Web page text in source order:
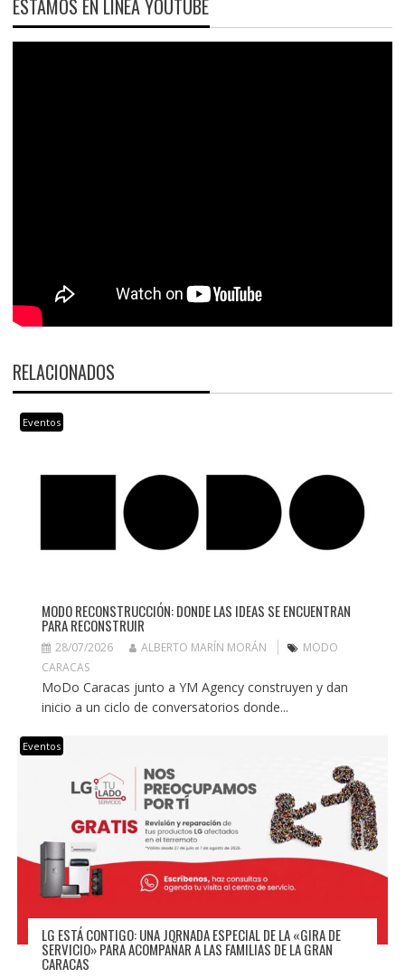
ESTAMOS EN LÍNEA YOUTUBE
RELACIONADOS
Eventos
MODO RECONSTRUCCIÓN: DONDE LAS IDEAS SE ENCUENTRAN
PARA RECONSTRUIR
28/07/2026 ALBERTO MARÍN MORÁN
MODO
CARACAS
MoDo Caracas junto a YM Agency construyen y dan
inicio a un ciclo de conversatorios donde...
Eventos
LG ESTÁ CONTIGO: UNA JORNADA ESPECIAL DE LA «GIRA DE
SERVICIO» PARA ACOMPAÑAR A LAS FAMILIAS DE LA GRAN
CARACAS